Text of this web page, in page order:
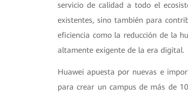
servicio de calidad a todo el
existentes, sino también para
eficiencia como la reducción de la
altamente exigente de la era digital.
Huawei apuesta por nuevas e
para crear un campus de más de